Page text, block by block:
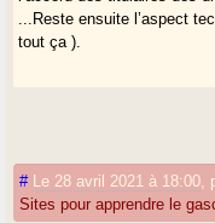
...Reste ensuite l’aspect
tout ça ).
# Le 28 avril 2021 à 18:00
Sites pour apprendre le